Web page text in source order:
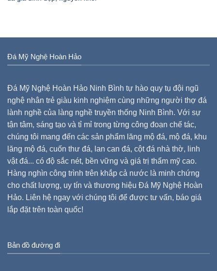
Đá Mỹ Nghệ Hoàn Hảo
Đá Mỹ Nghệ Hoàn Hảo Ninh Bình tự hào quy tụ đội ngũ
nghệ nhân trẻ giàu kinh nghiệm cùng những người thợ đá
lành nghề của làng nghề truyền thống Ninh Bình. Với sự
tận tâm, sáng tạo và tỉ mỉ trong từng công đoạn chế tác,
chúng tôi mang đến các sản phẩm lăng mộ đá, mộ đá, khu
lăng mộ đá, cuốn thư đá, lan can đá, cột đá nhà thờ, linh
vật đá... có độ sắc nét, bền vững và giá trị thẩm mỹ cao.
Hàng nghìn công trình trên khắp cả nước là minh chứng
cho chất lượng, uy tín và thương hiệu Đá Mỹ Nghệ Hoàn
Hảo. Liên hệ ngay với chúng tôi để được tư vấn, báo giá
lắp đặt trên toàn quốc!
Bản đồ đường đi